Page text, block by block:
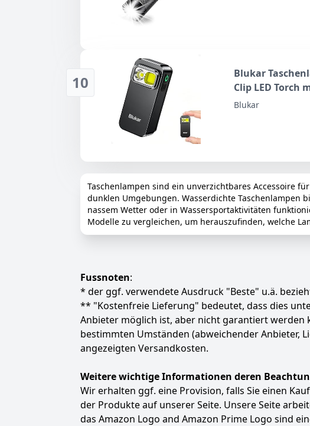
10
Blukar
Clip LED Torch
Blukar
Taschenlampen sind ein unverzichtbares Accessoire
dunklen Umgebungen. Wasserdichte Taschenlampen
nassem Wetter oder in Wassersportaktivitäten
Modelle zu vergleichen, um herauszufinden, welche
Fussnoten:
* der ggf. verwendete Ausdruck "Beste" u.ä.
** "Kostenfreie Lieferung" bedeutet, dass dies
Anbieter möglich ist, aber nicht garantiert werden
bestimmten Umständen (abweichender Anbieter,
angezeigten Versandkosten.
Weitere wichtige Informationen deren
Wir erhalten ggf. eine Provision, falls Sie einen
der Produkte auf unserer Seite. Unsere Seite
das Amazon Logo and Amazon Prime Logo sind